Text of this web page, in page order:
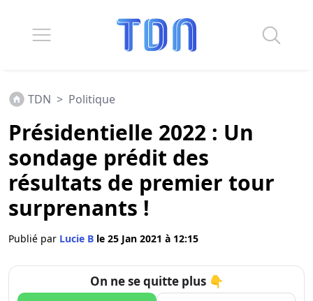
TDN > Politique
Présidentielle 2022 : Un
sondage prédit des
résultats de premier tour
surprenants !
Publié par Lucie B le 25 Jan 2021 à 12:15
On ne se quitte plus 👇